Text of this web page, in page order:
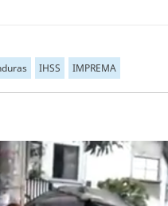
IHSS IMPREMA